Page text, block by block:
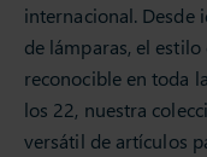
internacional. Desde
de lámparas, el
reconocible en toda
los 22, nuestra
versátil de artículos